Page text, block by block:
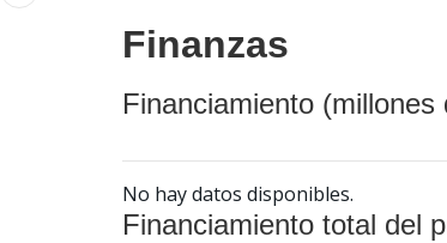
Finanzas
Financiamiento (millones
No hay datos disponibles.
Financiamiento total del